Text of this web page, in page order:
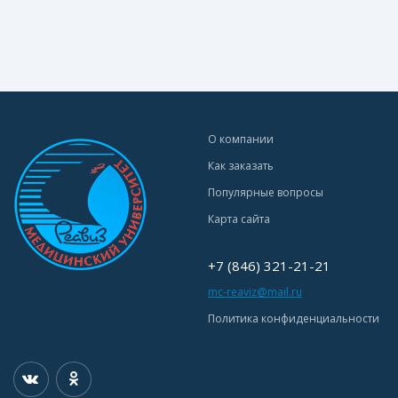
О компании
Как заказать
Популярные вопросы
Карта сайта
+7 (846) 321-21-21
mc-reaviz@mail.ru
Политика конфиденциальности